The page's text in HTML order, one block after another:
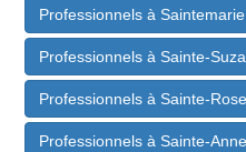
Professionnels à Saintemarie
Professionnels à Sainte-
Professionnels à Sainte-Rose
Professionnels à Sainte-Anne